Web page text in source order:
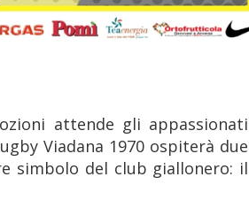
attende gli appassionati
Viadana 1970 ospiterà due
simbolo del club giallonero: il